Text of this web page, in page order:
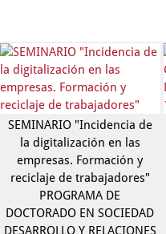
SEMINARIO​ "Incidencia de
la digitalización en las
empresas.​ Formación y
reciclaje de trabajadores"
PROGRAMA DE
DOCTORADO EN SOCIEDAD
DESARROLLO Y RELACIONES